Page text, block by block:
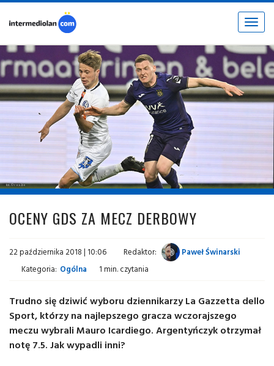
Toggle
fot. © rsca.be
OCENY GDS ZA MECZ DERBOWY
22 października 2018 | 10:06 Redaktor:
Paweł Świnarski
Kategoria: Ogólna 1 min. czytania
Trudno się dziwić wyboru dziennikarzy La Gazzetta dello
Sport, którzy na najlepszego gracza wczorajszego
meczu wybrali Mauro Icardiego. Argentyńczyk otrzymał
notę 7.5. Jak wypadli inni?